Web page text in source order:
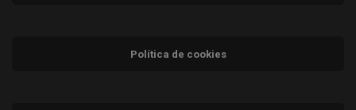
Política de cookies